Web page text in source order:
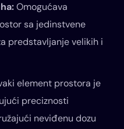
Omogućava
sa jedinstvene
predstavljanje velikih i
element prostora je
preciznosti
neviđenu dozu